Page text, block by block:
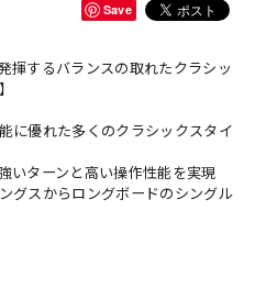
Save
揮するバランスの取れたクラシッ
に優れた多くのクラシックスタイ
いターンと高い操作性能を実現
グスからロングボードのシングル